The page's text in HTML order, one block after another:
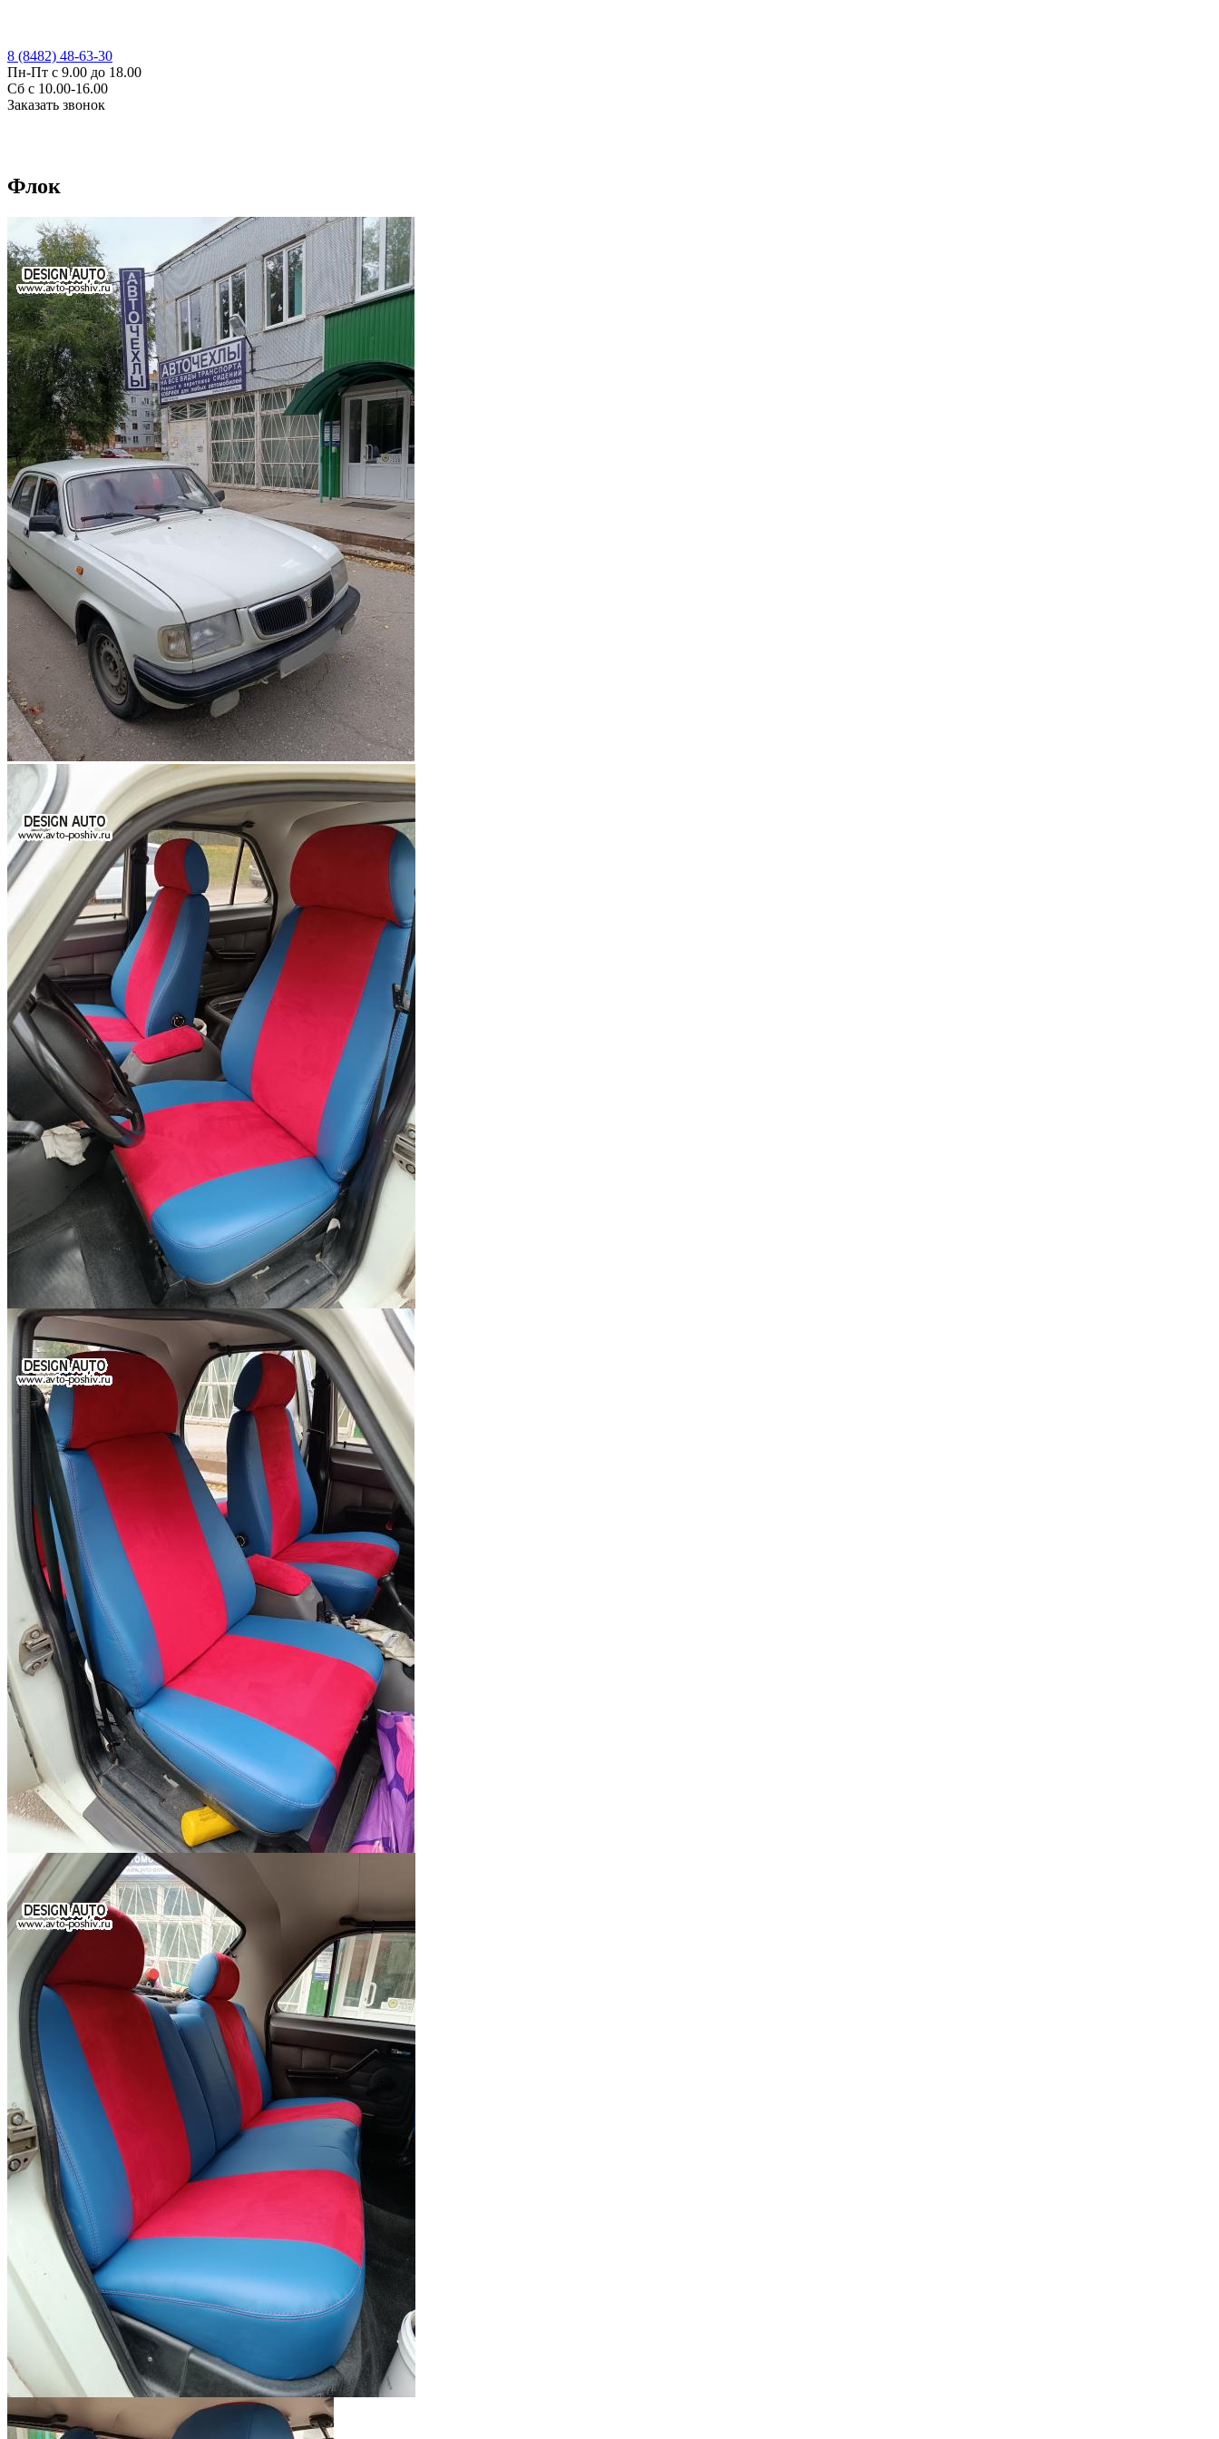
8 (8482) 48-63-30
Пн-Пт с 9.00 до 18.00
Сб с 10.00-16.00
Заказать звонок
Флок